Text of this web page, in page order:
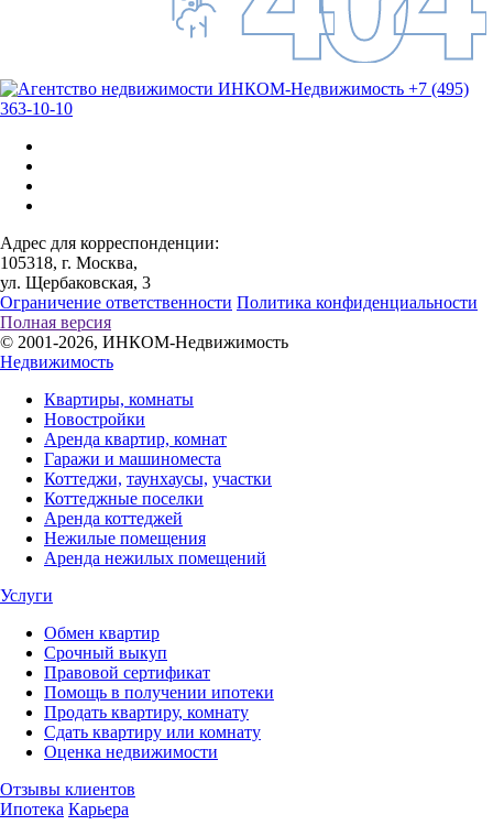
+7 (495)
363-10-10
Адрес для корреспонденции:
105318, г. Москва,
ул. Щербаковская, 3
Ограничение ответственности Политика конфиденциальности
Полная версия
© 2001-2026, ИНКОМ-Недвижимость
Недвижимость
Квартиры, комнаты
Новостройки
Аренда квартир, комнат
Гаражи и машиноместа
Коттеджи, таунхаусы, участки
Коттеджные поселки
Аренда коттеджей
Нежилые помещения
Аренда нежилых помещений
Услуги
Обмен квартир
Срочный выкуп
Правовой сертификат
Помощь в получении ипотеки
Продать квартиру, комнату
Сдать квартиру или комнату
Оценка недвижимости
Отзывы клиентов
Ипотека Карьера